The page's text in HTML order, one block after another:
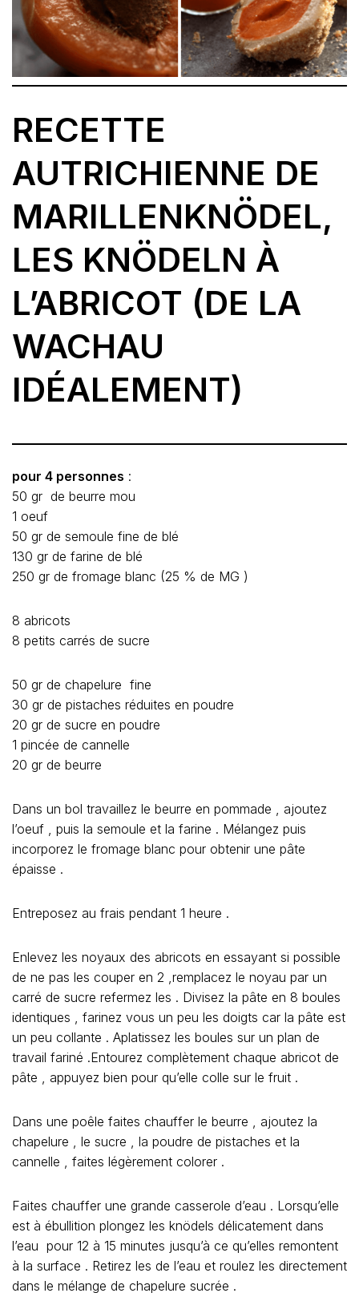
RECETTE
AUTRICHIENNE DE
MARILLENKNÖDEL,
LES KNÖDELN À
L’ABRICOT (DE LA
WACHAU
IDÉALEMENT)
pour 4 personnes :
50 gr de beurre mou
1 oeuf
50 gr de semoule fine de blé
130 gr de farine de blé
250 gr de fromage blanc (25 % de MG )
8 abricots
8 petits carrés de sucre
50 gr de chapelure fine
30 gr de pistaches réduites en poudre
20 gr de sucre en poudre
1 pincée de cannelle
20 gr de beurre
Dans un bol travaillez le beurre en pommade , ajoutez
l’oeuf , puis la semoule et la farine . Mélangez puis
incorporez le fromage blanc pour obtenir une pâte
épaisse .
Entreposez au frais pendant 1 heure .
Enlevez les noyaux des abricots en essayant si possible
de ne pas les couper en 2 ,remplacez le noyau par un
carré de sucre refermez les . Divisez la pâte en 8 boules
identiques , farinez vous un peu les doigts car la pâte est
un peu collante . Aplatissez les boules sur un plan de
travail fariné .Entourez complètement chaque abricot de
pâte , appuyez bien pour qu’elle colle sur le fruit .
Dans une poêle faites chauffer le beurre , ajoutez la
chapelure , le sucre , la poudre de pistaches et la
cannelle , faites légèrement colorer .
Faites chauffer une grande casserole d’eau . Lorsqu’elle
est à ébullition plongez les knödels délicatement dans
l’eau pour 12 à 15 minutes jusqu’à ce qu’elles remontent
à la surface . Retirez les de l’eau et roulez les directement
dans le mélange de chapelure sucrée .